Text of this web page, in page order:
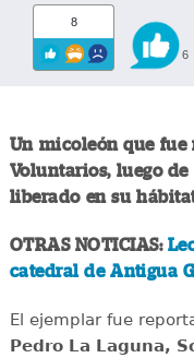
8
6
Un micoleón que fue
Voluntarios, luego
liberado en su
OTRAS NOTICIAS:
catedral de Antigua
El ejemplar fue
Pedro La Laguna,